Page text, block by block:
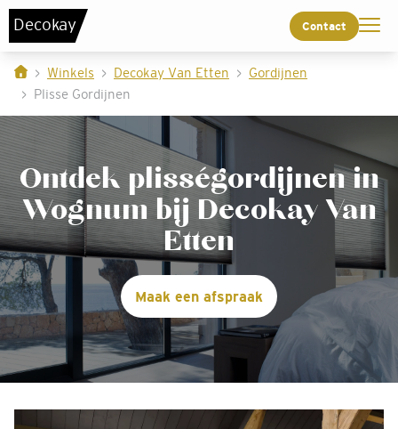
Decokay Contact
Winkels Decokay Van Etten
Gordijnen
Plisse Gordijnen
Ontdek plisségordijnen in
Wognum bij Decokay Van
Etten
Maak een afspraak